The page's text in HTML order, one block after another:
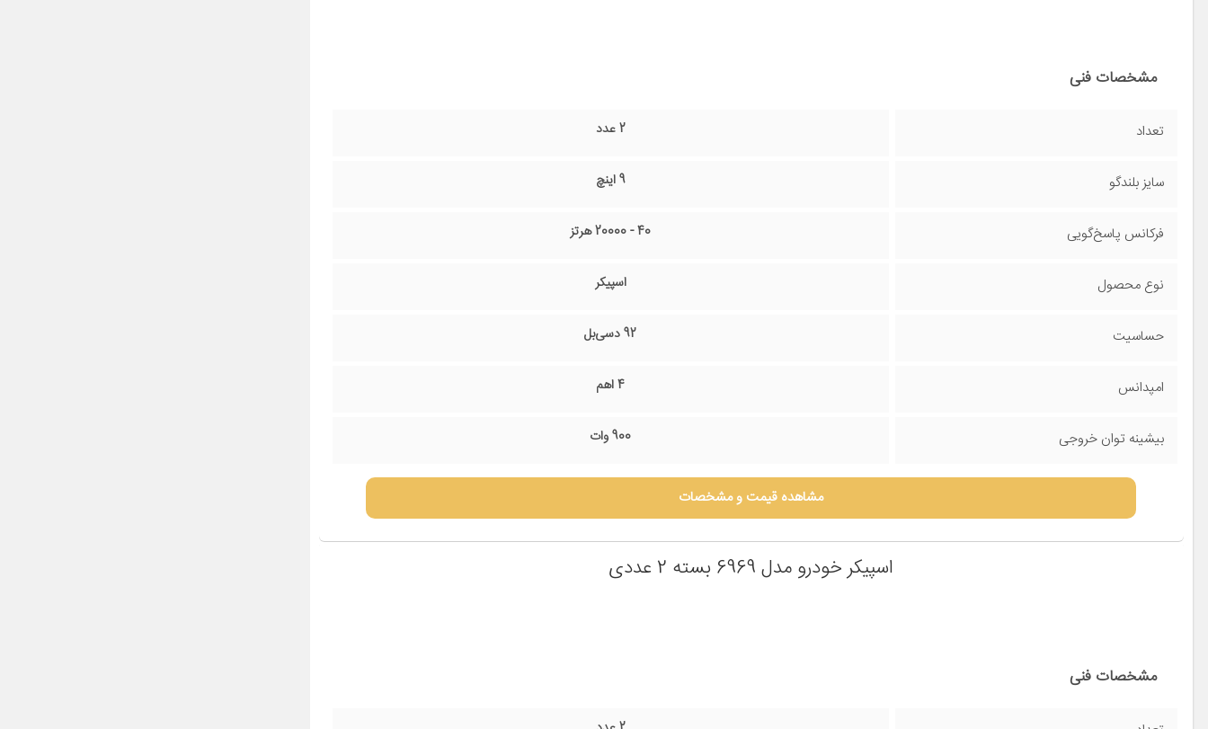
مشخصات فنی
تعداد
سایز بلندگو
فرکانس پاسخ‌گویی
نوع محصول
حساسیت
امپدانس
بیشینه توان خروجی
2 عدد
9 اینچ
40 - 20000 هرتز
اسپیکر
92 دسی‌بل
4 اهم
900 وات
مشاهده قیمت و مشخصات
اسپیکر خودرو مدل 6969 بسته 2 عددی
مشخصات فنی